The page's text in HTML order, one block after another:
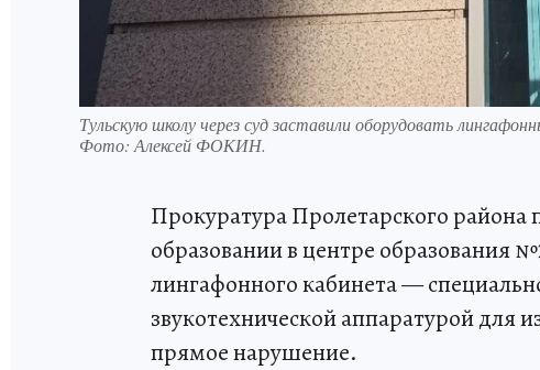
Тульскую школу через суд заставили оборудовать
Фото: Алексей ФОКИН.
Прокуратура Пролетарского района
образовании в центре образования
лингафонного кабинета —
звукотехнической аппаратурой для
прямое нарушение.